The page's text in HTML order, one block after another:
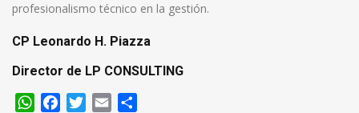
profesionalismo técnico en la gestión.
CP Leonardo H. Piazza
Director de LP CONSULTING
WhatsApp
FacebookTwitter
Email